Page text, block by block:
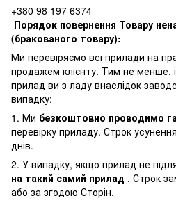
+380 98 197 6374
Порядок повернення Товару
(бракованого товару):
Ми перевіряємо всі прилади на
продажем клієнту. Тим не менше,
прилад ви з ладу внаслідок
випадку:
1. Ми безкоштовно проводимо
перевірку приладу. Строк
днів.
2. У випадку, якщо прилад не
на такий самий прилад . Строк
або за згодою Сторін.